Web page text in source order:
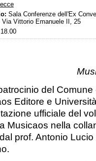
Sala Conferenze dell'Ex
Via Vittorio Emanuele II, 25
18.00
del
Editore e
ufficiale del
Musicaos nella
prof. Antonio